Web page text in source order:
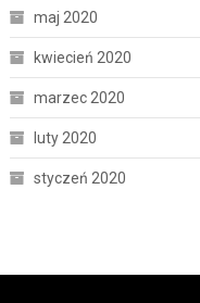
maj 2020
kwiecień 2020
marzec 2020
luty 2020
styczeń 2020